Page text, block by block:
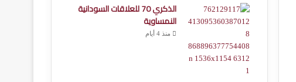
الذكري 70 للعلاقات السودانية
النمساوية
منذ 4 أيام